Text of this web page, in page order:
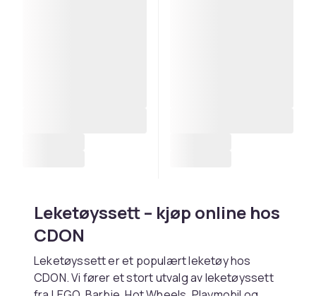
Leketøyssett – kjøp online hos
CDON
Leketøyssett er et populært leketøy hos
CDON. Vi fører et stort utvalg av leketøyssett
fra LEGO, Barbie, Hot Wheels, Playmobil og